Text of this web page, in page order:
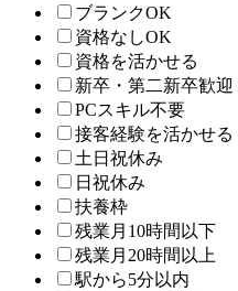
ブランクOK
資格なしOK
資格を活かせる
新卒・第二新卒歓迎
PCスキル不要
接客経験を活かせる
土日祝休み
日祝休み
扶養枠
残業月10時間以下
残業月20時間以上
駅から5分以内